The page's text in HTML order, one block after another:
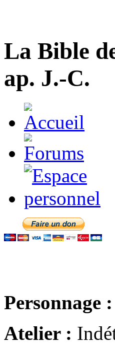
La Bible
ap. J.-C.
Personnage :
Atelier :